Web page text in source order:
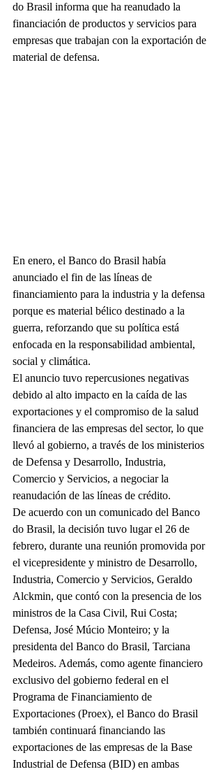
do Brasil informa que ha reanudado la
financiación de productos y servicios para
empresas que trabajan con la exportación de
material de defensa.
En enero, el Banco do Brasil había
anunciado el fin de las líneas de
financiamiento para la industria y la defensa
porque es material bélico destinado a la
guerra, reforzando que su política está
enfocada en la responsabilidad ambiental,
social y climática.
El anuncio tuvo repercusiones negativas
debido al alto impacto en la caída de las
exportaciones y el compromiso de la salud
financiera de las empresas del sector, lo que
llevó al gobierno, a través de los ministerios
de Defensa y Desarrollo, Industria,
Comercio y Servicios, a negociar la
reanudación de las líneas de crédito.
De acuerdo con un comunicado del Banco
do Brasil, la decisión tuvo lugar el 26 de
febrero, durante una reunión promovida por
el vicepresidente y ministro de Desarrollo,
Industria, Comercio y Servicios, Geraldo
Alckmin, que contó con la presencia de los
ministros de la Casa Civil, Rui Costa;
Defensa, José Múcio Monteiro; y la
presidenta del Banco do Brasil, Tarciana
Medeiros. Además, como agente financiero
exclusivo del gobierno federal en el
Programa de Financiamiento de
Exportaciones (Proex), el Banco do Brasil
también continuará financiando las
exportaciones de las empresas de la Base
Industrial de Defensa (BID) en ambas